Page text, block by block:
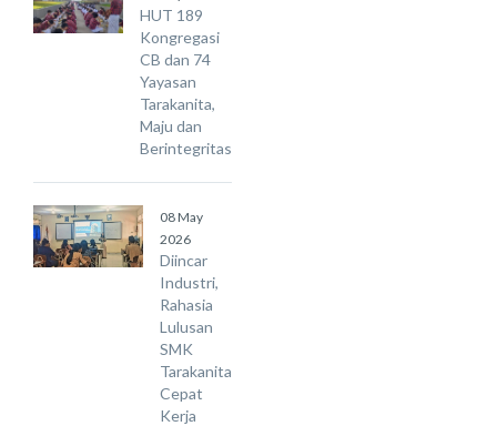
HUT 189
Kongregasi
CB dan 74
Yayasan
Tarakanita,
Maju dan
Berintegritas
08 May
2026
Diincar
Industri,
Rahasia
Lulusan
SMK
Tarakanita
Cepat
Kerja